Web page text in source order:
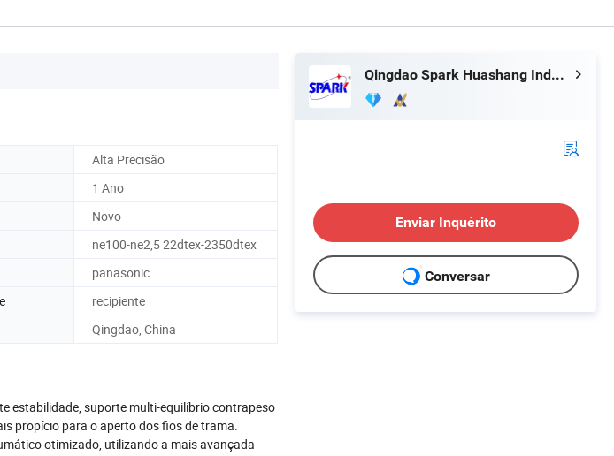
Alta Precisão
1 Ano
Novo
ne100-ne2,5 22dtex-2350dtex
panasonic
recipiente
Qingdao, China
estabilidade, suporte multi-equilíbrio contrapeso
propício para o aperto dos fios de trama.
otimizado, utilizando a mais avançada
Qingdao Spark Huashang Industry and Trade Co., Ltd
Enviar Inquérito
Conversar